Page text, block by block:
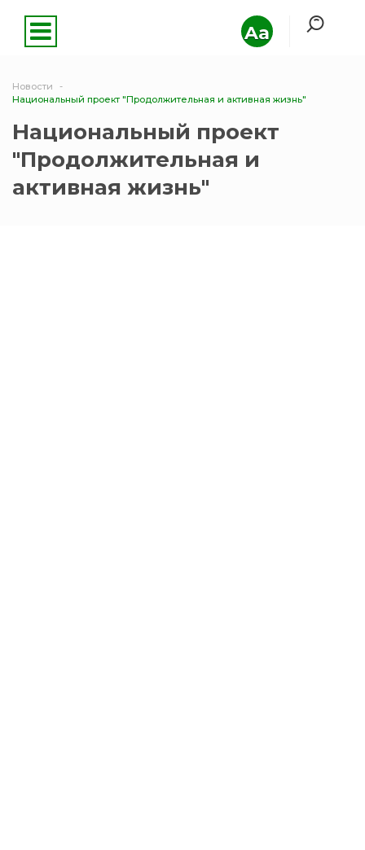
Aa
Новости
Национальный проект "Продолжительная и активная жизнь"
Национальный проект
"Продолжительная и
активная жизнь"